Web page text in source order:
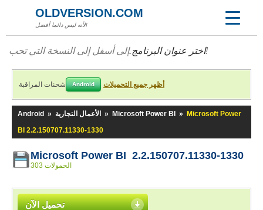
OLDVERSION.COM
لأنه ليس دائما أفضل!
اختر عنوان البرنامج.إلى أسفل إلى النسخة التي تحب!
شحنات المراقبة Android أظهر جميع التحميلات
Android » الأعمال التجارية » Microsoft Power BI »
Microsoft Power
BI 2.2.150707.11330-1330
Microsoft Power BI 2.2.150707.11330-1330
303 الحمولات
تحميل الآن